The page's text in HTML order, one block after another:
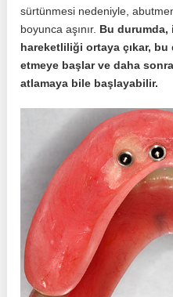
sürtünmesi nedeniyle,
boyunca aşınır. Bu durumda,
hareketliliği ortaya çıkar,
etmeye başlar ve daha
atlamaya bile başlayabilir.